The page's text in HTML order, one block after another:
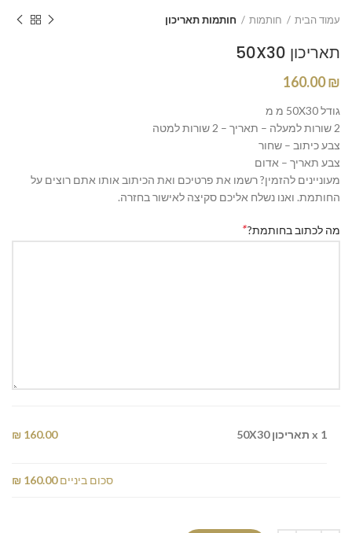
עמוד הבית חותמות חותמות תאריכון
תאריכון 50X30
160.00₪
גודל 50X30 מ מ
2 שורות למעלה – תאריך – 2 שורות למטה
צבע כיתוב – שחור
צבע תאריך – אדום
מעוניינים להזמין? רשמו את פרטיכם ואת הכיתוב אותו אתם רוצים על
החותמת. ואנו נשלח אליכם סקיצה לאישור בחזרה.
מה לכתוב בחותמת?*
x 1 תאריכון 50X30 160.00 ₪
סכום ביניים160.00 ₪